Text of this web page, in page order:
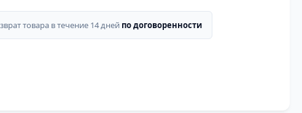
товара в течение 14 дней по договоренности